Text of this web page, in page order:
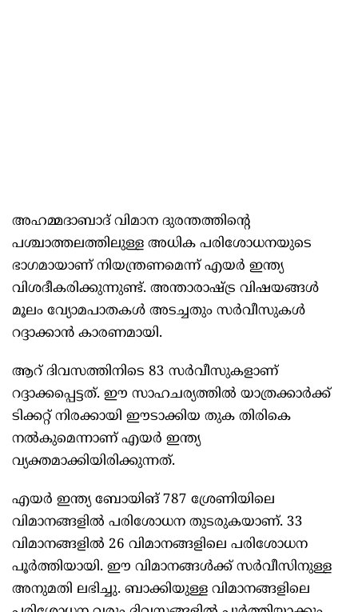
അഹമ്മദാബാദ് വിമാന ദുരന്തത്തിൻ്റെ
പശ്ചാത്തലത്തിലുള്ള അധിക പരിശോധനയുടെ
ഭാഗമായാണ് നിയന്ത്രണമെന്ന് എയർ ഇന്ത്യ
വിശദീകരിക്കുന്നുണ്ട്. അന്താരാഷ്ട്ര വിഷയങ്ങൾ
മൂലം വ്യോമപാതകൾ അടച്ചതും സർവീസുകൾ
റദ്ദാക്കാൻ കാരണമായി.
ആറ് ദിവസത്തിനിടെ 83 സർവീസുകളാണ്
റദ്ദാക്കപ്പെട്ടത്. ഈ സാഹചര്യത്തിൽ യാത്രക്കാർക്ക്
ടിക്കറ്റ് നിരക്കായി ഈടാക്കിയ തുക തിരികെ
നൽകുമെന്നാണ് എയർ ഇന്ത്യ
വ്യക്തമാക്കിയിരിക്കുന്നത്.
എയർ ഇന്ത്യ ബോയിങ് 787 ശ്രേണിയിലെ
വിമാനങ്ങളിൽ പരിശോധന തുടരുകയാണ്. 33
വിമാനങ്ങളിൽ 26 വിമാനങ്ങളിലെ പരിശോധന
പൂർത്തിയായി. ഈ വിമാനങ്ങൾക്ക് സർവീസിനുള്ള
അനുമതി ലഭിച്ചു. ബാക്കിയുള്ള വിമാനങ്ങളിലെ